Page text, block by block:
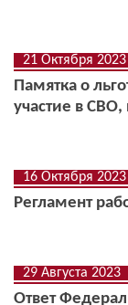
21 Октября 2023
Памятка о
участие в СВО,
16 Октября 2023
Регламент
29 Августа 2023
Ответ